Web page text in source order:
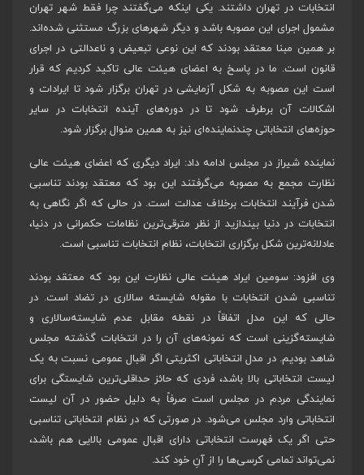
انتخابات در تهران داشتند. یکی اینکه می‌گفتند چرا فقط شهر تهران
مشمول اجرای این مصوبه باشد و دیگر شهرهای بزرگ مستثنی شده‌اند.
بر همین مبنا معتقد بودند که این نوعی تبعیض و ناعدالتی در اجرای
قانون است. ما در پاسخ به اعضای هیئت عالی تاکید کردیم که قرار
است این مصوبه به شکل آزمایشی در تهران برگزار شود تا ایرادات و
اشکالات آن برطرف شود تا در دوره‌های آینده انتخابات در سایر
حوزه‌های انتخاباتی چندنماینده‌ای نیز به همین منوال برگزار شود.
نماینده شیراز در مجلس ادامه داد: ایراد دیگری که اعضای هیئت عالی
نظارت مجمع به مصوبه می‌گرفتند این بود که معتقد بودند تناسبی
شدن فرآیند انتخابات برخلاف عدالت است. در حالی که اگر نگاهی به
انتخابات در دنیا بیندازید از نظر مترقی‌ترین نظامات حکمرانی در دنیا،
عادلانه‌ترین شکل برگزاری انتخابات، نظام انتخابات تناسبی است.
وی افزود: سومین ایراد هیئت عالی نظارت این بود که معتقد بودند
تناسبی شدن انتخابات با مقوله شایسته سالاری در تضاد است. در
حالی که این مدل اتفاقاً در نقطه مقابل عدم شایسته‌سالاری و
شایسته‌گزینی است که نمونه‌های آن را در انتخابات گذشته مجلس
شاهد بودیم. در مدل انتخاباتی اکثریتی اگر اقبال عمومی نسبت به یک
لیست انتخاباتی بالا باشد، فردی که حائز حداقلی‌ترین شایستگی برای
نمایندگی مردم در مجلس است صرفاً به دلیل حضور در آن لیست
انتخاباتی وارد مجلس می‌شود. در صورتی که در نظام انتخاباتی تناسبی
حتی اگر یک فهرست انتخاباتی دارای اقبال عمومی بالایی هم باشد،
نمی‌تواند تمامی کرسی‌ها را از آنِ خود کند.